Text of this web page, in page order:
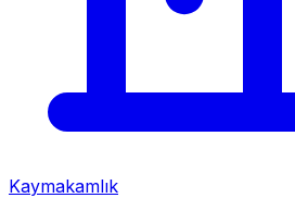
Kaymakamlık